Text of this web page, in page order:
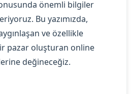
önemli bilgiler
Bu yazımızda,
ve özellikle
pazar oluşturan online
değineceğiz.